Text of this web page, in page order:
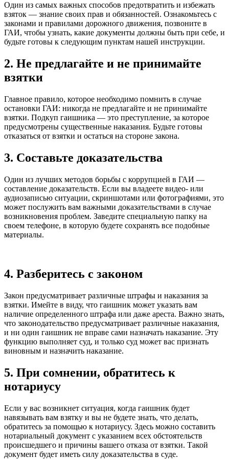
Один из самых важных способов предотвратить и избежать
взяток — знание своих прав и обязанностей. Ознакомьтесь с
законами и правилами дорожного движения, позвоните в
ГАИ, чтобы узнать, какие документы должны быть при себе, и
будьте готовы к следующим пунктам нашей инструкции.
2. Не предлагайте и не принимайте
взятки
Главное правило, которое необходимо помнить в случае
остановки ГАИ: никогда не предлагайте и не принимайте
взятки. Подкуп гаишника — это преступление, за которое
предусмотрены существенные наказания. Будьте готовы
отказаться от взятки и остаться на стороне закона.
3. Составьте доказательства
Один из лучших методов борьбы с коррупцией в ГАИ —
составление доказательств. Если вы владеете видео- или
аудиозаписью ситуации, скриншотами или фотографиями, это
может послужить вам важными доказательствами в случае
возникновения проблем. Заведите специальную папку на
своем телефоне, в которую будете сохранять все подобные
материалы.
4. Разберитесь с законом
Закон предусматривает различные штрафы и наказания за
взятки. Имейте в виду, что гаишник может указать вам
наличие определенного штрафа или даже ареста. Важно знать,
что законодательство предусматривает различные наказания,
и ни один гаишник не вправе сами назначать наказание. Эту
функцию выполняет суд, и только суд может вас признать
виновным и назначить наказание.
5. При сомнении, обратитесь к
нотариусу
Если у вас возникнет ситуация, когда гаишник будет
навязывать вам взятку и вы не будете знать, что делать,
обратитесь за помощью к нотариусу. Здесь можно составить
нотариальный документ с указанием всех обстоятельств
происшедшего и причины вашего отказа от взятки. Такой
документ будет иметь силу доказательства в суде.